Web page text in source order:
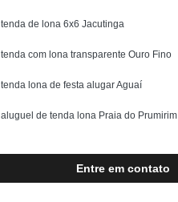
tenda de lona 6x6 Jacutinga
tenda com lona transparente Ouro Fino
tenda lona de festa alugar Aguaí
aluguel de tenda lona Praia do Prumirim
Entre em contato